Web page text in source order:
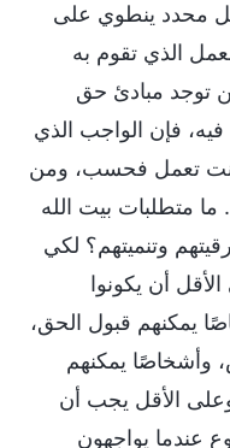
محدد ينطوي على
الذي تقوم به
توجد مبادئ حق
فإن الواجب الذي
تعمل فحسب، ومن
ما متطلبات بيت الله
وتنميتهم؟ لكي
أن يكونوا
يمكنهم قبول الحق،
وأشخاصًا يمكنهم
وعلى الأقل يجب أن
عندما يواجهون